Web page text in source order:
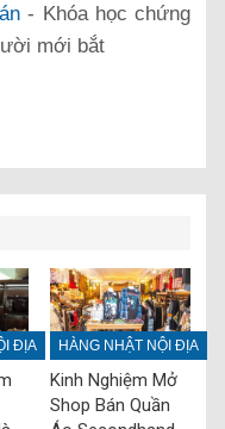
- Khóa học chứng
mới bắt
ĐỊA HÀNG NHẬT NỘI ĐỊA
Kinh Nghiệm Mở
Shop Bán Quần